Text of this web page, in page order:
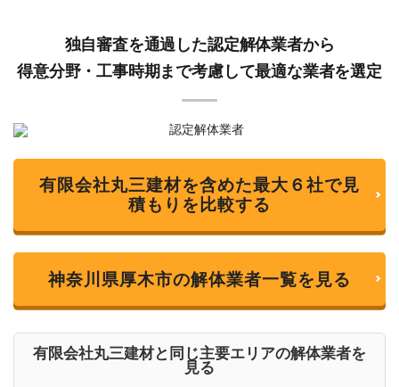
独自審査を通過した認定解体業者から
得意分野・工事時期まで考慮して最適な業者を選定
有限会社丸三建材を含めた最大６社で見
積もりを比較する
神奈川県厚木市の解体業者一覧を見る
有限会社丸三建材と同じ主要エリアの解体業者を
見る